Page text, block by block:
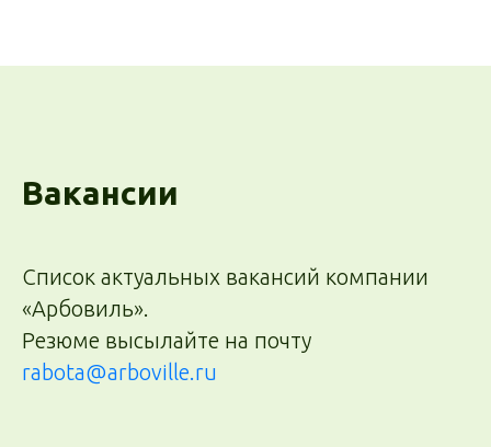
Вакансии
Список актуальных вакансий компании
«Арбовиль».
Резюме высылайте на почту
rabota@arboville.ru